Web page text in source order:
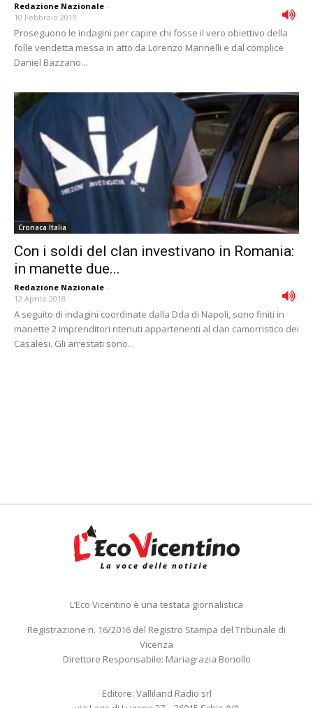
Redazione Nazionale -
10 Febbraio 2019
Proseguono le indagini per capire chi fosse il vero obiettivo della
folle vendetta messa in atto da Lorenzo Marinelli e dal complice
Daniel Bazzano...
Cronaca Italia
Con i soldi del clan investivano in Romania:
in manette due...
Redazione Nazionale -
12 Aprile 2018
A seguito di indagini coordinate dalla Dda di Napoli, sono finiti in
manette 2 imprenditori ritenuti appartenenti al clan camorristico dei
Casalesi. Gli arrestati sono...
L’Eco Vicentino è una testata giornalistica
Registrazione n. 16/2016 del Registro Stampa del Tribunale di
Vicenza
Direttore Responsabile: Mariagrazia Bonollo
Editore: Valliland Radio srl